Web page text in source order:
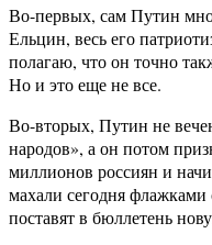
Во-первых, сам Путин
Ельцин, весь его
полагаю, что он точно
Но и это еще не все.
Во-вторых, Путин не
народов», а он потом
миллионов россиян и
махали сегодня
поставят в бюллетень